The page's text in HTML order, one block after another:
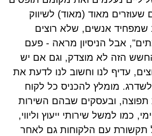
שעוזרים מאוד (מאוד) לשיווק
אנשים, שלא רוצים
אבל הניסיון מראה - פעם
הזה לא מוצדק, וגם אם יש
עדיף לנו וחשוב לנו לדעת את
מומלץ להכניס כל לקוח
ובעסקים שבהם השירות
כמו למשל שירותי ייעוץ וליווי,
תקשורת עם הלקוחות גם לאחר